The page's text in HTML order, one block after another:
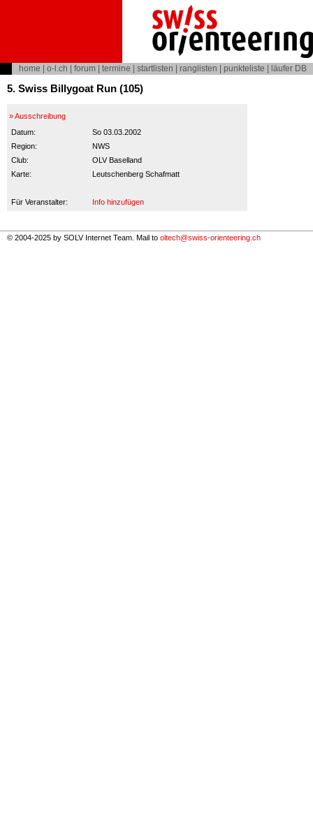
home o-l.ch forum termine startlisten ranglisten punkteliste läufer DB
5. Swiss Billygoat Run (105)
» Ausschreibung
Datum:
So 03.03.2002
Region:
NWS
Club:
OLV Baselland
Karte:
Leutschenberg Schafmatt
Für Veranstalter: Info hinzufügen
© 2004-2025 by SOLV Internet Team. Mail to oltech@swiss-orienteering.ch